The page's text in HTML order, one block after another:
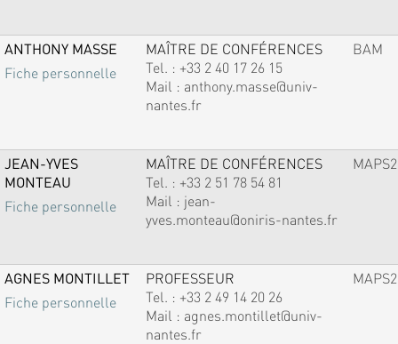
ANTHONY MASSE
Fiche personnelle
MAÎTRE DE CONFÉRENCES
Tel. : +33 2 40 17 26 15
Mail : anthony.masse@univ-
nantes.fr
BAM
JEAN-YVES
MONTEAU
Fiche personnelle
MAÎTRE DE CONFÉRENCES
Tel. : +33 2 51 78 54 81
Mail : jean-
yves.monteau@oniris-nantes.fr
MAPS2
AGNES MONTILLET
Fiche personnelle
PROFESSEUR
Tel. : +33 2 49 14 20 26
Mail : agnes.montillet@univ-
nantes.fr
MAPS2